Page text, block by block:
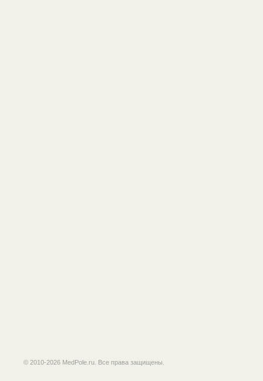
© 2010-2026 MedPole.ru. Все права защищены.